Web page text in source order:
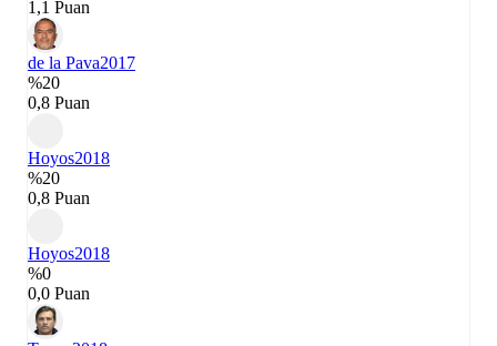
1,1 Puan
de la Pava2017
%20
0,8 Puan
Hoyos2018
%20
0,8 Puan
Hoyos2018
%0
0,0 Puan